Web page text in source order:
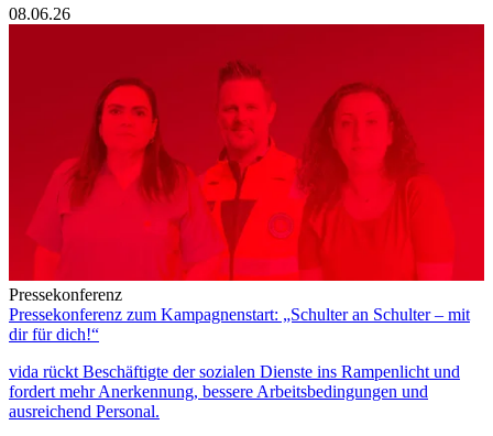
08.06.26
Pressekonferenz
Pressekonferenz zum Kampagnenstart: „Schulter an Schulter – mit
dir für dich!“
vida rückt Beschäftigte der sozialen Dienste ins Rampenlicht und
fordert mehr Anerkennung, bessere Arbeitsbedingungen und
ausreichend Personal.